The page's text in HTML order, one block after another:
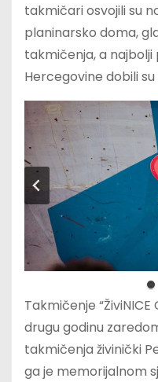
takmičari osvojili su
planinarsko doma,
takmičenja, a najbolji
Hercegovine dobili
Takmičenje
drugu godinu
takmičenja živinički
ga je memorijalnom